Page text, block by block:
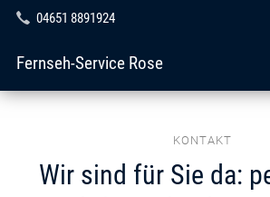
04651 8891924
Fernseh-Service Rose
KONTAKT
Wir sind für Sie da: